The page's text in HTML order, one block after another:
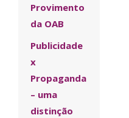
Provimento
da OAB
Publicidade
x
Propaganda
– uma
distinção